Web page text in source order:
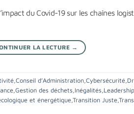
du Covid-19 sur les chaînes
LA LECTURE →
Conseil d’Administration Cybersécurité
Gestion des déchets Inégalités Leadership
et énergétique Transition Juste